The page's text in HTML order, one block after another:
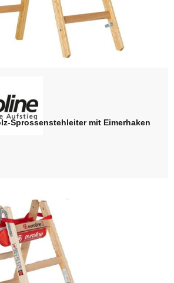
Sprossenstehleiter mit Eimerhaken